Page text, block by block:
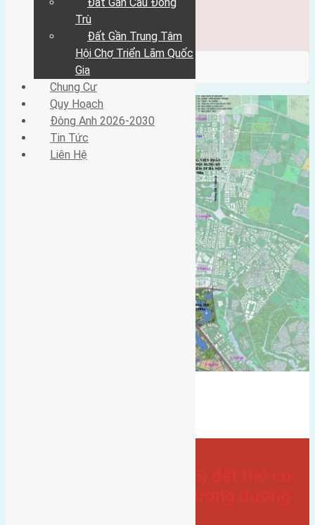
Đông Anh 2026-2030
Liên Hệ
/ Category / Tiên kha
Cần bán 54m2 (4×13,5) đất thổ cư
thôn Tiên Kha Tiên Dương đường
Trù
Đất Gần Trung Tâm
Hội Chợ Triển Lãm Quốc
Gia
Chung Cư
Quy Hoạch
Đông Anh 2026-2030
Tin Tức
Liên Hệ